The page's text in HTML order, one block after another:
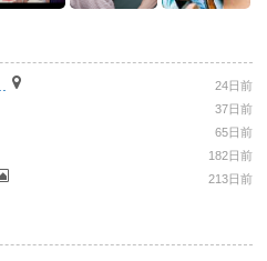
24日前
37日前
65日前
182日前
213日前